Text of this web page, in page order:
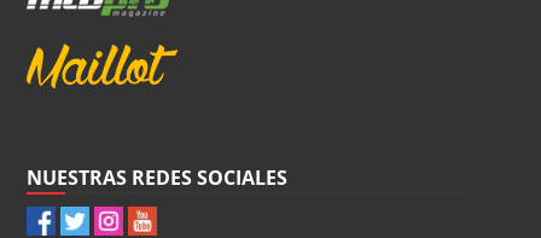
NUESTRAS REDES SOCIALES